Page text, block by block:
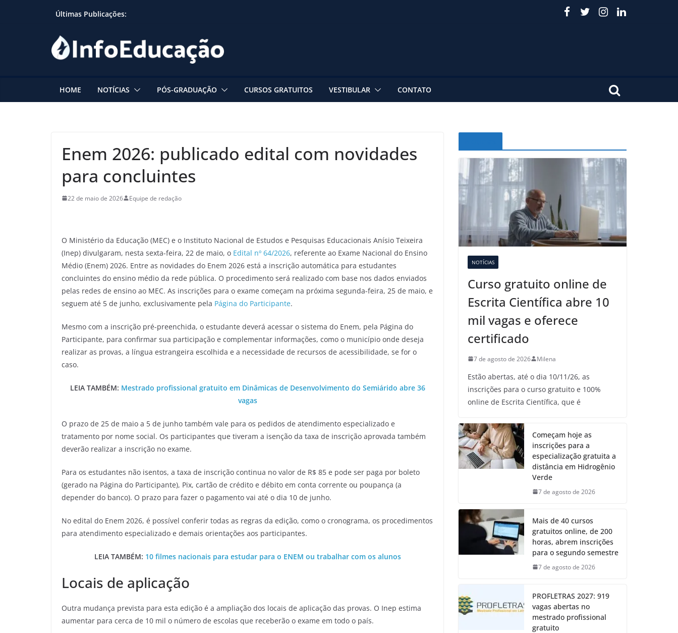
Últimas Publicações:
HOME NOTÍCIAS PÓS-GRADUAÇÃO CURSOS GRATUITOS VESTIBULAR CONTATO
Enem 2026: publicado edital com novidades
para concluintes
22 de maio de 2026 Equipe de redação
O Ministério da Educação (MEC) e o Instituto Nacional de Estudos e Pesquisas Educacionais Anísio Teixeira
(Inep) divulgaram, nesta sexta-feira, 22 de maio, o Edital nº 64/2026, referente ao Exame Nacional do Ensino
Médio (Enem) 2026. Entre as novidades do Enem 2026 está a inscrição automática para estudantes
concluintes do ensino médio da rede pública. O procedimento será realizado com base nos dados enviados
pelas redes de ensino ao MEC. As inscrições para o exame começam na próxima segunda-feira, 25 de maio, e
seguem até 5 de junho, exclusivamente pela Página do Participante.
Mesmo com a inscrição pré-preenchida, o estudante deverá acessar o sistema do Enem, pela Página do
Participante, para confirmar sua participação e complementar informações, como o município onde deseja
realizar as provas, a língua estrangeira escolhida e a necessidade de recursos de acessibilidade, se for o
caso.
LEIA TAMBÉM: Mestrado profissional gratuito em Dinâmicas de Desenvolvimento do Semiárido abre 36
vagas
O prazo de 25 de maio a 5 de junho também vale para os pedidos de atendimento especializado e
tratamento por nome social. Os participantes que tiveram a isenção da taxa de inscrição aprovada também
deverão realizar a inscrição no exame.
Para os estudantes não isentos, a taxa de inscrição continua no valor de R$ 85 e pode ser paga por boleto
(gerado na Página do Participante), Pix, cartão de crédito e débito em conta corrente ou poupança (a
depender do banco). O prazo para fazer o pagamento vai até o dia 10 de junho.
No edital do Enem 2026, é possível conferir todas as regras da edição, como o cronograma, os procedimentos
para atendimento especializado e demais orientações aos participantes.
LEIA TAMBÉM: 10 filmes nacionais para estudar para o ENEM ou trabalhar com os alunos
Locais de aplicação
Outra mudança prevista para esta edição é a ampliação dos locais de aplicação das provas. O Inep estima
aumentar para cerca de 10 mil o número de escolas que receberão o exame em todo o país.
NOTÍCIAS
Curso gratuito online de
Escrita Científica abre 10
mil vagas e oferece
certificado
7 de agosto de 2026 Milena
Estão abertas, até o dia 10/11/26, as
inscrições para o curso gratuito e 100%
online de Escrita Científica, que é
Começam hoje as
inscrições para a
especialização gratuita a
distância em Hidrogênio
Verde
7 de agosto de 2026
Mais de 40 cursos
gratuitos online, de 200
horas, abrem inscrições
para o segundo semestre
7 de agosto de 2026
PROFLETRAS 2027: 919
vagas abertas no
mestrado profissional
gratuito